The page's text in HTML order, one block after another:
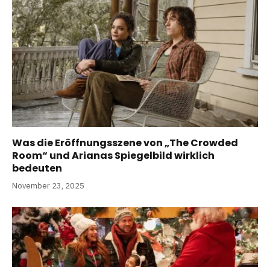
Was die Eröffnungsszene von „The Crowded
Room“ und Arianas Spiegelbild wirklich
bedeuten
November 23, 2025